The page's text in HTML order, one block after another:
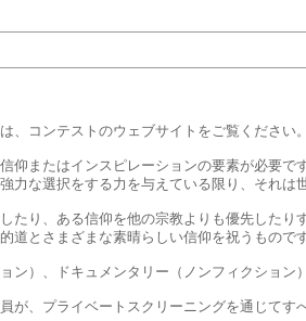
、コンテストのウェブサイトをご覧ください。
仰またはインスピレーションの要素が必要
力な選択をする力を与えている限り、それ
たり、ある信仰を他の宗教よりも優先した
道とさまざまな素晴らしい信仰を祝うものです
ン）、ドキュメンタリー（ノンフィクショ
が、プライベートスクリーニングを通じて